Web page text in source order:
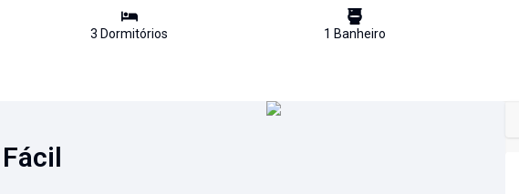
3 Dormitórios 1 Banheiro